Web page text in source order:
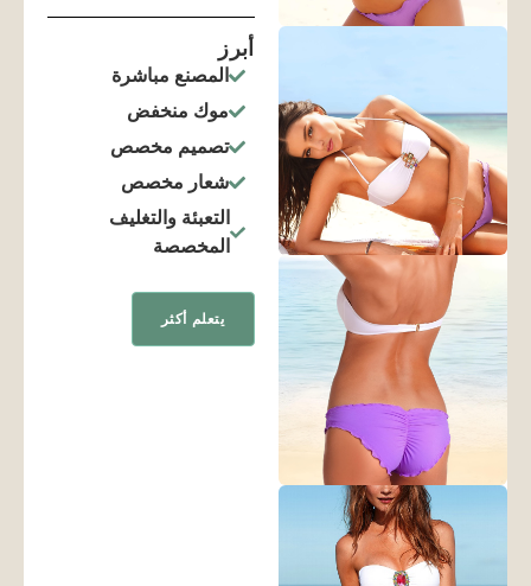
أبرز
المصنع مباشرة
موك منخفض
تصميم مخصص
شعار مخصص
التعبئة والتغليف
المخصصة
يتعلم أكثر